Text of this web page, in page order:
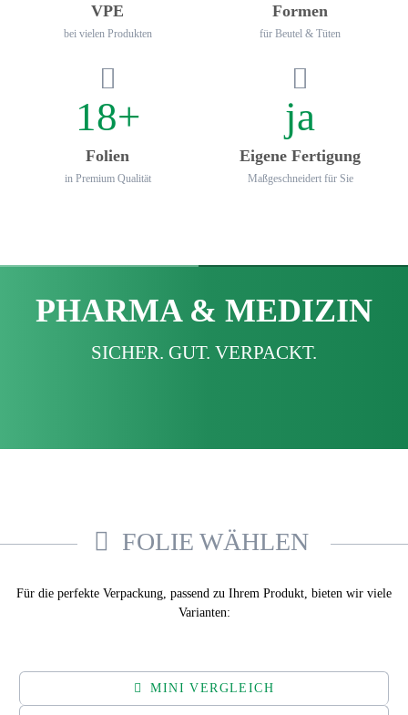
VPE
bei vielen Produkten
Formen
für Beutel & Tüten
18+
Folien
in Premium Qualität
ja
Eigene Fertigung
Maß­geschneidert für Sie
PHARMA & MEDIZIN
SICHER. GUT. VERPACKT.
FOLIE WÄHLEN
Für die perfekte Verpackung, passend zu Ihrem Produkt, bieten wir viele
Varianten:
MINI VERGLEICH